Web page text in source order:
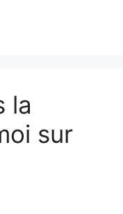
la
sur